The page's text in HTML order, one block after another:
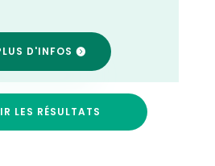
D'INFOS
LES RÉSULTATS